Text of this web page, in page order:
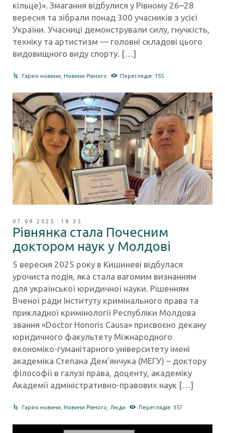
кільце)». Змагання відбулися у Рівному 26–28
вересня та зібрали понад 300 учасників з усієї
України. Учасниці демонстрували силу, гнучкість,
техніку та артистизм — головні складові цього
видовищного виду спорту. […]
Гарячі новини Новини Рівного Переглядів: 155
07.09.2025 18:35
Рівнянка стала Почесним
доктором наук у Молдові
5 вересня 2025 року в Кишиневі відбулася
урочиста подія, яка стала вагомим визнанням
для української юридичної науки. Рішенням
Вченої ради Інституту кримінального права та
прикладної кримінології Республіки Молдова
звання «Doctor Honoris Causa» присвоєно декану
юридичного факультету Міжнародного
економіко-гуманітарного університету імені
академіка Степана Дем’янчука (МЕГУ) – доктору
філософії в галузі права, доценту, академіку
Академії адміністративно-правових наук […]
Гарячі новини, Новини Рівного,Люди Переглядів: 357